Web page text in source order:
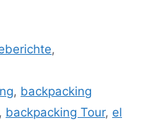
,
, backpacking
, backpacking Tour, el